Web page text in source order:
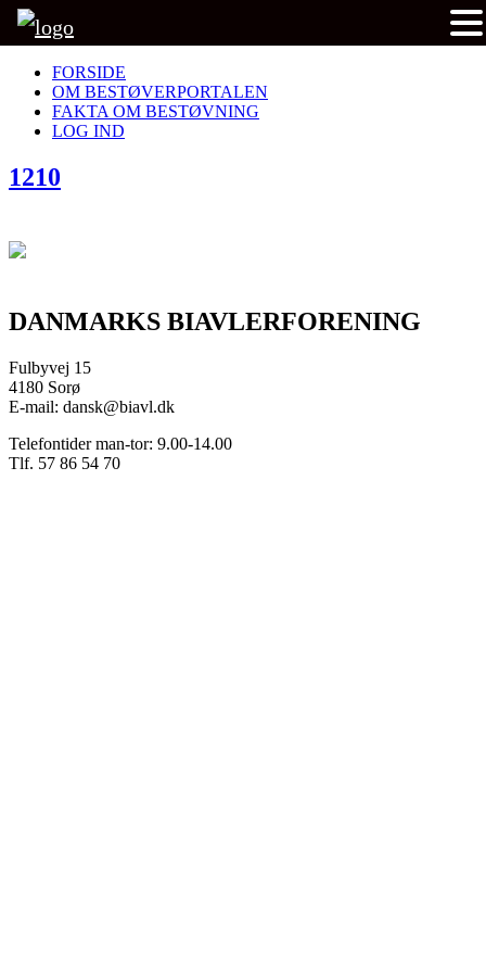
FORSIDE
OM BESTØVERPORTALEN
FAKTA OM BESTØVNING
LOG IND
1210
DANMARKS BIAVLERFORENING
Fulbyvej 15
4180 Sorø
E-mail: dansk@biavl.dk
Telefontider man-tor: 9.00-14.00
Tlf. 57 86 54 70